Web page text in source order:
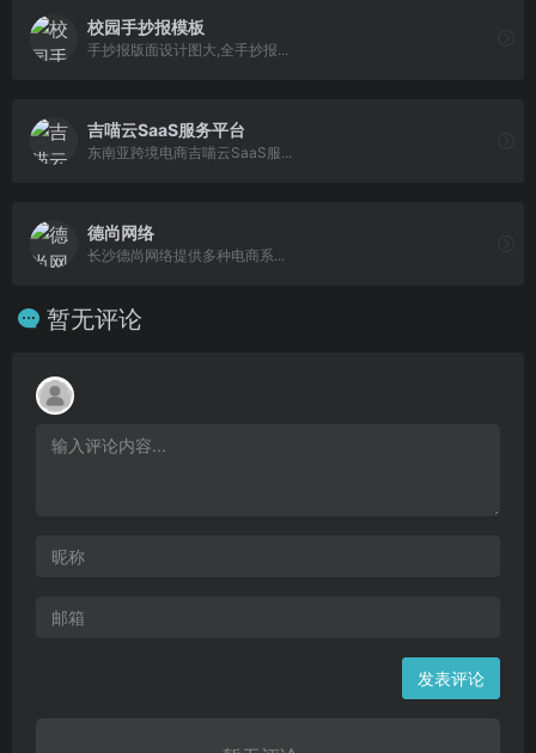
校园手抄报模板
手抄报版面设计图大,全手抄报...
吉喵云SaaS服务平台
东南亚跨境电商吉喵云SaaS服...
德尚网络
长沙德尚网络提供多种电商系...
暂无评论
发表评论